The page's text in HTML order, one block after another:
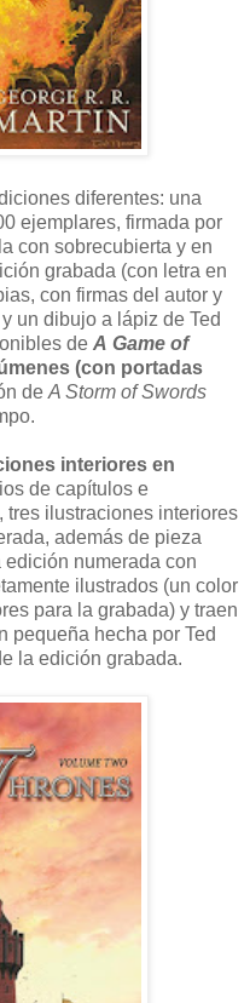
diferentes: una
ejemplares, firmada por
con sobrecubierta y en
grabada (con letra en
con firmas del autor y
un dibujo a lápiz de Ted
de A Game of
(con portadas
de A Storm of Swords
interiores en
de capítulos e
tres ilustraciones interiores
además de pieza
numerada con
ilustrados (un color
para la grabada) y traen
pequeña hecha por Ted
la edición grabada.